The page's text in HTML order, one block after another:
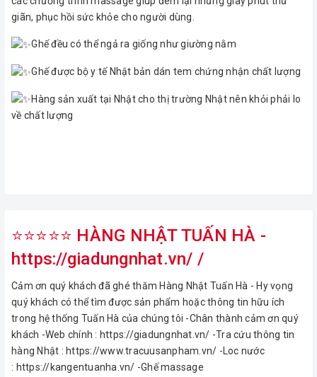
giãn, phục hồi sức khỏe cho người dùng.
Ghế đều có thể ngả ra giống như giường nằm
Ghế được bộ y tế Nhật bản dán tem chứng nhận chất lượng
Hàng sản xuất tại Nhật cho thị trường Nhật nên khỏi phải lo
về chất lượng
⭐⭐⭐⭐⭐ HÀNG NHẬT TUẤN HÀ -
https://giadungnhat.vn/ /
Cảm ơn quý khách đã ghé thăm Hàng Nhật Tuấn Hà - Hy vọng
quý khách có thể tìm được sản phẩm hoặc thông tin hữu ích
trong hệ thống Tuấn Hà của chúng tôi -Chân thành cảm ơn quý
khách -Web chính : https://giadungnhat.vn/ -Tra cứu thông tin
hàng Nhật : https://www.tracuusanpham.vn/ -Loc nước
: https://kangentuanha.vn/ -Ghế massage